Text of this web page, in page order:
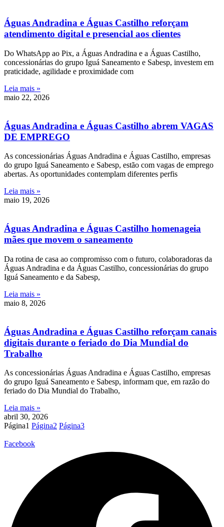
Águas Andradina e Águas Castilho reforçam
atendimento digital e presencial aos clientes
Do WhatsApp ao Pix, a Águas Andradina e a Águas Castilho,
concessionárias do grupo Iguá Saneamento e Sabesp, investem em
praticidade, agilidade e proximidade com
Leia mais »
maio 22, 2026
Águas Andradina e Águas Castilho abrem VAGAS
DE EMPREGO
As concessionárias Águas Andradina e Águas Castilho, empresas
do grupo Iguá Saneamento e Sabesp, estão com vagas de emprego
abertas. As oportunidades contemplam diferentes perfis
Leia mais »
maio 19, 2026
Águas Andradina e Águas Castilho homenageia
mães que movem o saneamento
Da rotina de casa ao compromisso com o futuro, colaboradoras da
Águas Andradina e da Águas Castilho, concessionárias do grupo
Iguá Saneamento e da Sabesp,
Leia mais »
maio 8, 2026
Águas Andradina e Águas Castilho reforçam canais
digitais durante o feriado do Dia Mundial do
Trabalho
As concessionárias Águas Andradina e Águas Castilho, empresas
do grupo Iguá Saneamento e Sabesp, informam que, em razão do
feriado do Dia Mundial do Trabalho,
Leia mais »
abril 30, 2026
Página1 Página2 Página3
Facebook